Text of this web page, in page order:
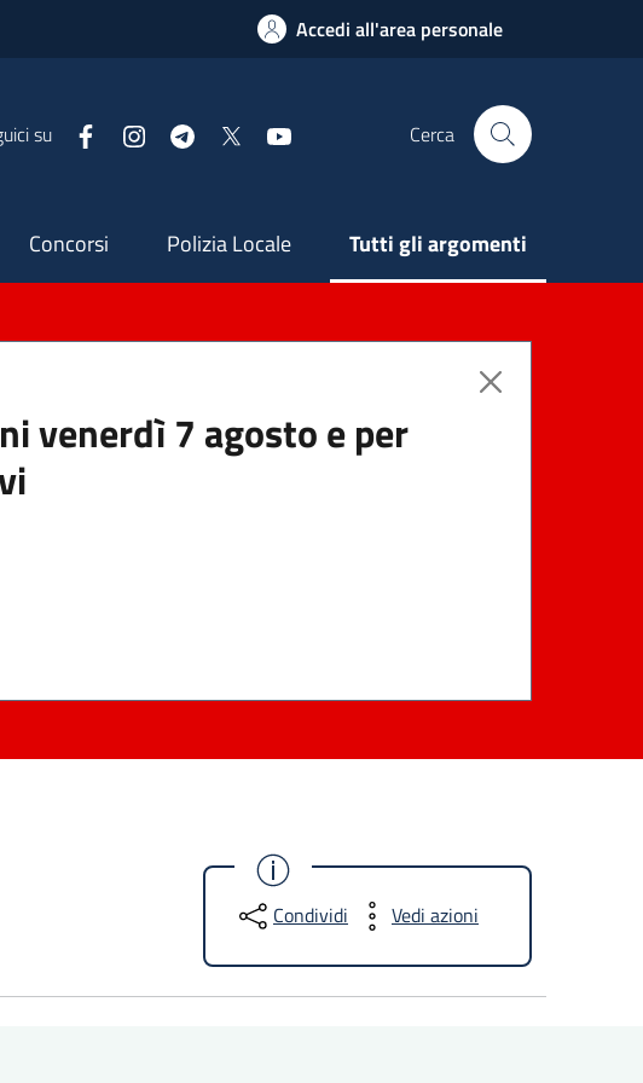
Accedi all'area personale
su FacebookInstagramTelegram Cerca
Secondaria
Concorsi Polizia Locale Tutti gli argomenti
venerdì 7 agosto e per
Condividi Vedi azioni